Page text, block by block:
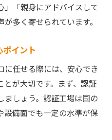
」「親身にアドバイスして
多く寄せられています。
イント
に任せる際には、安心でき
とが大切です。まず、認証
ましょう。認証工場は国の
設備面でも一定の水準が保